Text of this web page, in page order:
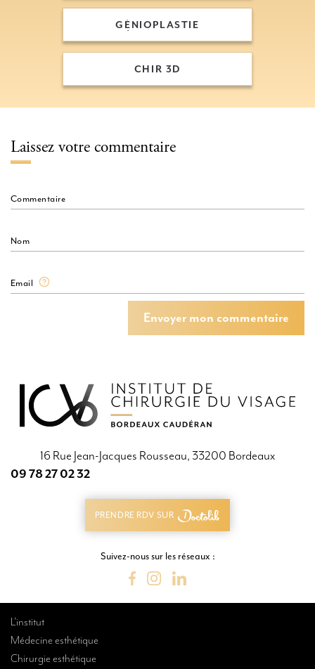
GÉNIOPLASTIE
CHIR 3D
Laissez votre commentaire
Commentaire
Nom
Email
Envoyer mon commentaire
Envoyer mon commentaire
PRENDRE RDV SUR
16 Rue Jean-Jacques Rousseau, 33200 Bordeaux
09 78 27 02 32
Suivez-nous sur les réseaux :
L’institut
Médecine esthétique
Chirurgie esthétique